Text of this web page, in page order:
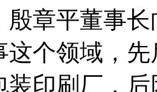
殷章平董事
这个领域，
装印刷厂，